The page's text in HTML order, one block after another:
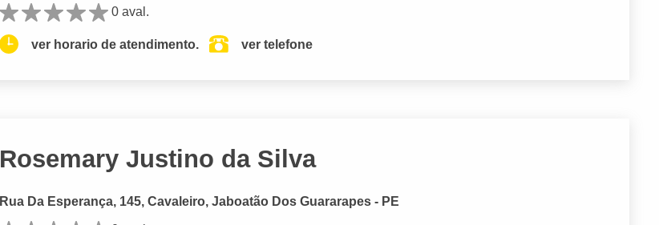
0 aval.
ver horario de atendimento. ver telefone
Rosemary Justino da Silva
Rua Da Esperança, 145, Cavaleiro, Jaboatão Dos Guararapes - PE